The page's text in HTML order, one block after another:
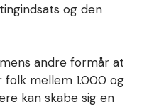
og den
andre formår at
mellem 1.000 og
kan skabe sig en